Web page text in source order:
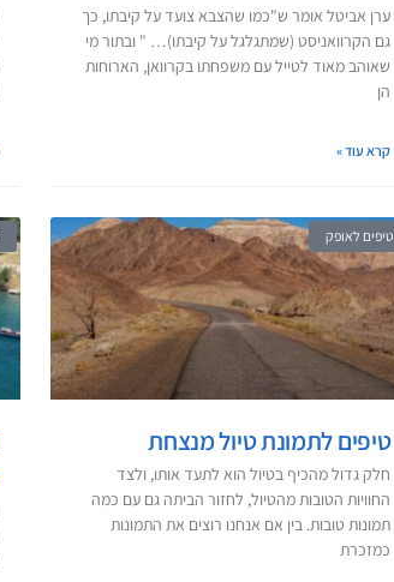
ערן אביטל אומר ש"כמו שהצבא צועד על קיבתו, כך
גם הקרוואניסט (שמתגלגל על קיבתו)… " ובתור מי
שאוהב מאוד לטייל עם משפחתו בקרוואן, הארוחות
הן
קרא עוד »
טיפים לאופק
טיפים לתמונת טיול מנצחת
חלק גדול מהכיף בטיול הוא לתעד אותו, ולצד
החוויות הטובות מהטיול, לחזור הביתה גם עם כמה
תמונות טובות. בין אם אנחנו רוצים את התמונות
כמזכרת